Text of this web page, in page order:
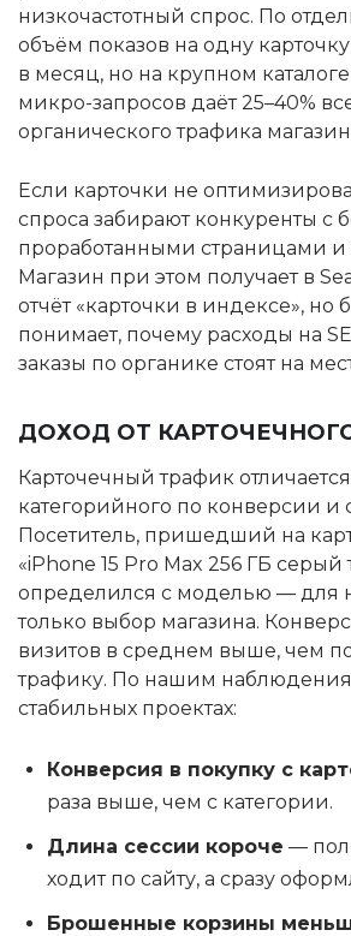
низкочастотный спрос. По
объём показов на одну карточку
в месяц, но на крупном
микро-запросов даёт 25–40%
органического трафика
Если карточки не
спроса забирают конкуренты с
проработанными страницами и
Магазин при этом получает в
отчёт «карточки в индексе», но
понимает, почему расходы на
заказы по органике стоят на
ДОХОД ОТ
Карточечный трафик
категорийного по конверсии и
Посетитель, пришедший на
«iPhone 15 Pro Max 256 ГБ серый
определился с моделью — для
только выбор магазина.
визитов в среднем выше, чем
трафику. По нашим
стабильных проектах:
Конверсия в покупку с
раза выше, чем с категории.
Длина сессии короче —
ходит по сайту, а сразу
Брошенные корзины